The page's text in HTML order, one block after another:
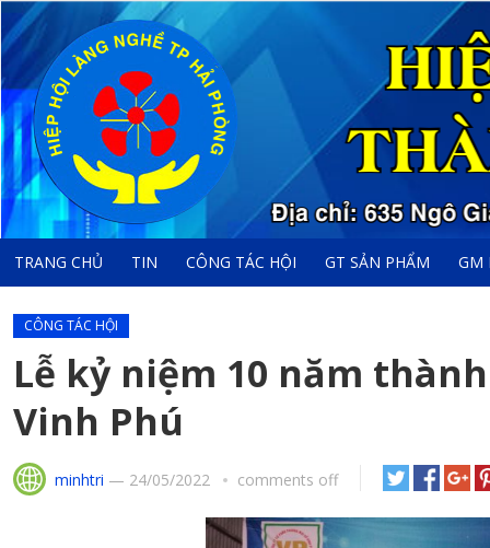
TRANG CHỦ TIN CÔNG TÁC HỘI GT SẢN PHẨM GM
CÔNG TÁC HỘI
Lễ kỷ niệm 10 năm
Vinh Phú
minhtri — 24/05/2022 comments off